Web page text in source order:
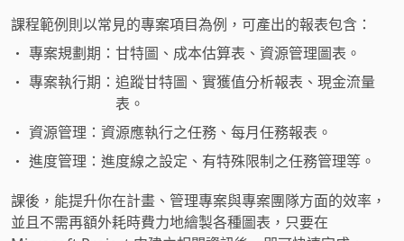
課程範例則以常見的專案項目為例，可產出的報表包含：
專案規劃期： 甘特圖、成本估算表、資源管理圖表。
專案執行期： 追蹤甘特圖、實獲值分析報表、現金流量
表。
資源管理： 資源應執行之任務、每月任務報表。
進度管理： 進度線之設定、有特殊限制之任務管理等。
課後，能提升你在計畫、管理專案與專案團隊方面的效率，
並且不需再額外耗時費力地繪製各種圖表，只要在